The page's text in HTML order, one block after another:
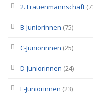
2. Frauenmannschaft
B-Juniorinnen (75)
C-Juniorinnen (25)
D-Juniorinnen (24)
E-Juniorinnen (23)